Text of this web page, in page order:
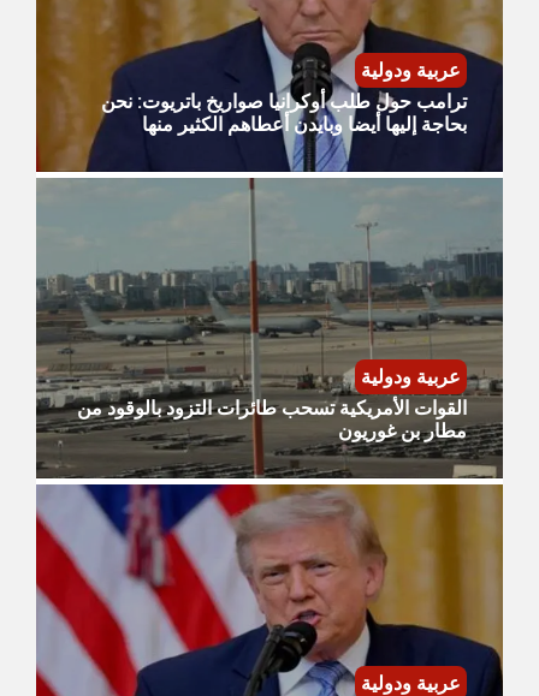
عربية ودولية
ترامب حول طلب أوكرانيا صواريخ باتريوت: نحن
بحاجة إليها أيضا وبايدن أعطاهم الكثير منها
عربية ودولية
القوات الأمريكية تسحب طائرات التزود بالوقود من
مطار بن غوريون
عربية ودولية